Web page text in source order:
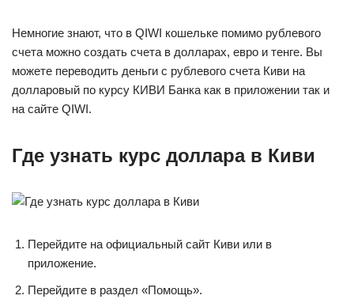
Немногие знают, что в QIWI кошельке помимо рублевого
счета можно создать счета в долларах, евро и тенге. Вы
можете переводить деньги с рублевого счета Киви на
долларовый по курсу КИВИ Банка как в приложении так и
на сайте QIWI.
Где узнать курс доллара в Киви
Перейдите на официальный сайт Киви или в
приложение.
Перейдите в раздел «Помощь».